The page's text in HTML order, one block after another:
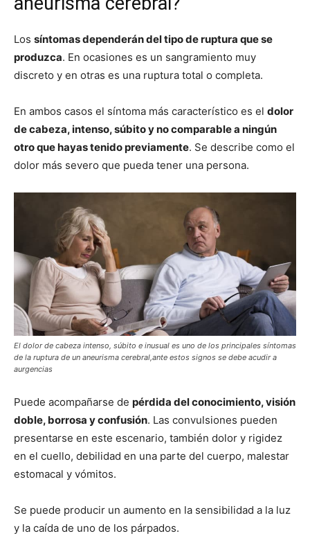
Los síntomas dependerán del tipo de ruptura que se
produzca. En ocasiones es un sangramiento muy
discreto y en otras es una ruptura total o completa.
En ambos casos el síntoma más característico es el dolor
de cabeza, intenso, súbito y no comparable a ningún
otro que hayas tenido previamente. Se describe como el
dolor más severo que pueda tener una persona.
El dolor de cabeza intenso, súbito e inusual es uno de los principales síntomas
de la ruptura de un aneurisma cerebral,ante estos signos se debe acudir a
aurgencias
Puede acompañarse de pérdida del conocimiento, visión
doble, borrosa y confusión. Las convulsiones pueden
presentarse en este escenario, también dolor y rigidez
en el cuello, debilidad en una parte del cuerpo, malestar
estomacal y vómitos.
Se puede producir un aumento en la sensibilidad a la luz
y la caída de uno de los párpados.